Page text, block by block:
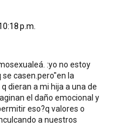
p.m.
:yo no estoy
casen.pero"en la
dieran a mi hija a una de
el daño emocional y
eso?q valores o
a nuestros